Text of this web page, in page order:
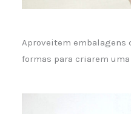
Aproveitem embalagens
formas para criarem